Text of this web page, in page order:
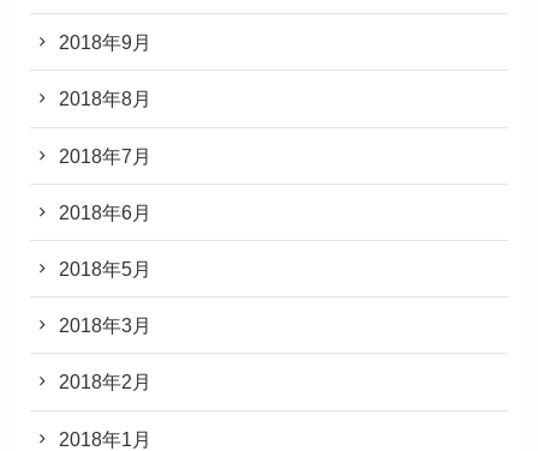
2018年9月
2018年8月
2018年7月
2018年6月
2018年5月
2018年3月
2018年2月
2018年1月